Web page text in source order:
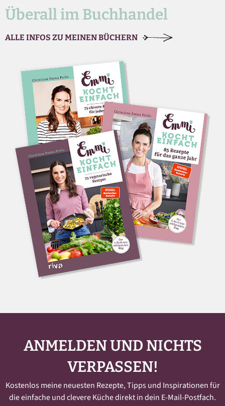
Überall im Buchhandel
ALLE INFOS ZU MEINEN BÜCHERN
ANMELDEN UND NICHTS
VERPASSEN!
Kostenlos meine neuesten Rezepte, Tipps und Inspirationen für
die einfache und clevere Küche direkt in dein E-Mail-Postfach.